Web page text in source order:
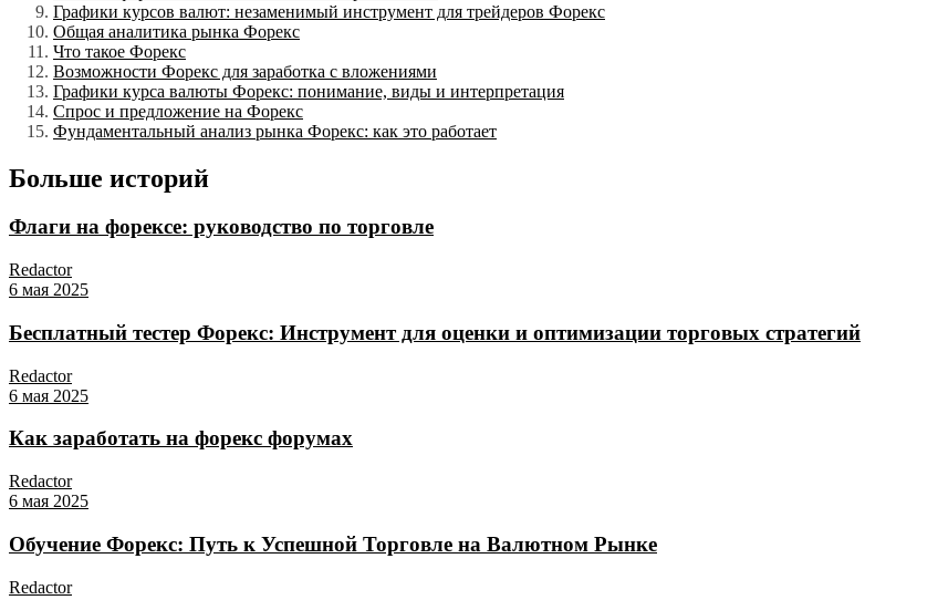
Графики курсов валют: незаменимый инструмент для трейдеров Форекс
Общая аналитика рынка Форекс
Что такое Форекс
Возможности Форекс для заработка с вложениями
Графики курса валюты Форекс: понимание, виды и интерпретация
Спрос и предложение на Форекс
Фундаментальный анализ рынка Форекс: как это работает
Больше историй
Флаги на форексе: руководство по торговле
Redactor
6 мая 2025
Бесплатный тестер Форекс: Инструмент для оценки и оптимизации торговых стратегий
Redactor
6 мая 2025
Как заработать на форекс форумах
Redactor
6 мая 2025
Обучение Форекс: Путь к Успешной Торговле на Валютном Рынке
Redactor